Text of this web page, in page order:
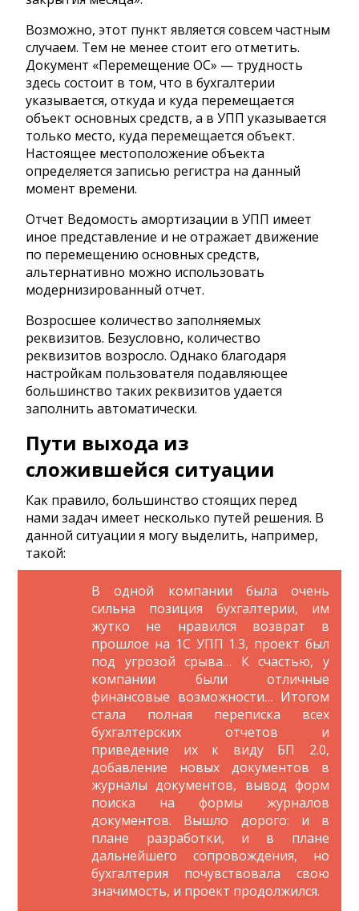
Возможно, этот пункт является совсем частным
случаем. Тем не менее стоит его отметить.
Документ «Перемещение ОС» — трудность
здесь состоит в том, что в бухгалтерии
указывается, откуда и куда перемещается
объект основных средств, а в УПП указывается
только место, куда перемещается объект.
Настоящее местоположение объекта
определяется записью регистра на данный
момент времени.
Отчет Ведомость амортизации в УПП имеет
иное представление и не отражает движение
по перемещению основных средств,
альтернативно можно использовать
модернизированный отчет.
Возросшее количество заполняемых
реквизитов. Безусловно, количество
реквизитов возросло. Однако благодаря
настройкам пользователя подавляющее
большинство таких реквизитов удается
заполнить автоматически.
Пути выхода из
сложившейся ситуации
Как правило, большинство стоящих перед
нами задач имеет несколько путей решения. В
данной ситуации я могу выделить, например,
такой:
В одной компании была очень
сильна позиция бухгалтерии, им
жутко не нравился возврат в
прошлое на 1С УПП 1.3, проект был
под угрозой срыва… К счастью, у
компании были отличные
финансовые возможности… Итогом
стала полная переписка всех
бухгалтерских отчетов и
приведение их к виду БП 2.0,
добавление новых документов в
журналы документов, вывод форм
поиска на формы журналов
документов. Вышло дорого: и в
плане разработки, и в плане
дальнейшего сопровождения, но
бухгалтерия почувствовала свою
значимость, и проект продолжился.